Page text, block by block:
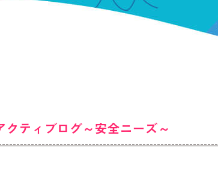
クティブログ～安全ニーズ～